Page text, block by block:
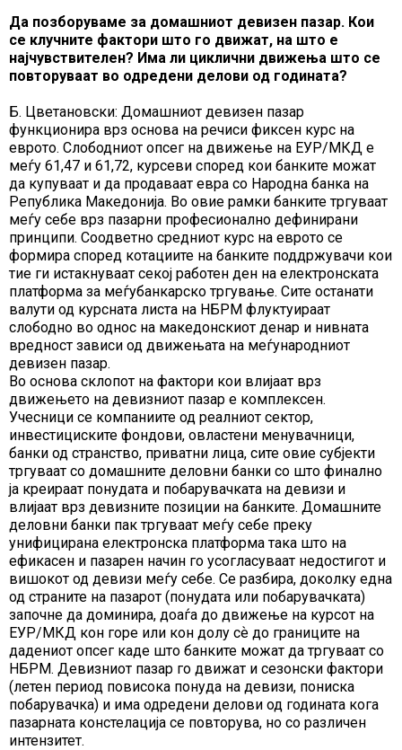
Да позборуваме за домашниот девизен пазар. Кои
се клучните фактори што го движат, на што е
најчувствителен? Има ли циклични движења што се
повторуваат во одредени делови од годината?
Б. Цветановски: Домашниот девизен пазар
функционира врз основа на речиси фиксен курс на
еврото. Слободниот опсег на движење на ЕУР/МКД е
меѓу 61,47 и 61,72, курсеви според кои банките можат
да купуваат и да продаваат евра со Народна банка на
Република Македонија. Во овие рамки банките тргуваат
меѓу себе врз пазарни професионално дефинирани
принципи. Соодветно средниот курс на еврото се
формира според котациите на банките поддржувачи кои
тие ги истакнуваат секој работен ден на електронската
платформа за меѓубанкарско тргување. Сите останати
валути од курсната листа на НБРМ флуктуираат
слободно во однос на македонскиот денар и нивната
вредност зависи од движењата на меѓународниот
девизен пазар.
Во основа склопот на фактори кои влијаат врз
движењето на девизниот пазар е комплексен.
Учесници се компаниите од реалниот сектор,
инвестициските фондови, овластени менувачници,
банки од странство, приватни лица, сите овие субјекти
тргуваат со домашните деловни банки со што финално
ја креираат понудата и побарувачката на девизи и
влијаат врз девизните позиции на банките. Домашните
деловни банки пак тргуваат меѓу себе преку
унифицирана електронска платформа така што на
ефикасен и пазарен начин го усогласуваат недостигот и
вишокот од девизи меѓу себе. Се разбира, доколку една
од страните на пазарот (понудата или побарувачката)
започне да доминира, доаѓа до движење на курсот на
ЕУР/МКД кон горе или кон долу сѐ до границите на
дадениот опсег каде што банките можат да тргуваат со
НБРМ. Девизниот пазар го движат и сезонски фактори
(летен период повисока понуда на девизи, пониска
побарувачка) и има одредени делови од годината кога
пазарната констелација се повторува, но со различен
интензитет.